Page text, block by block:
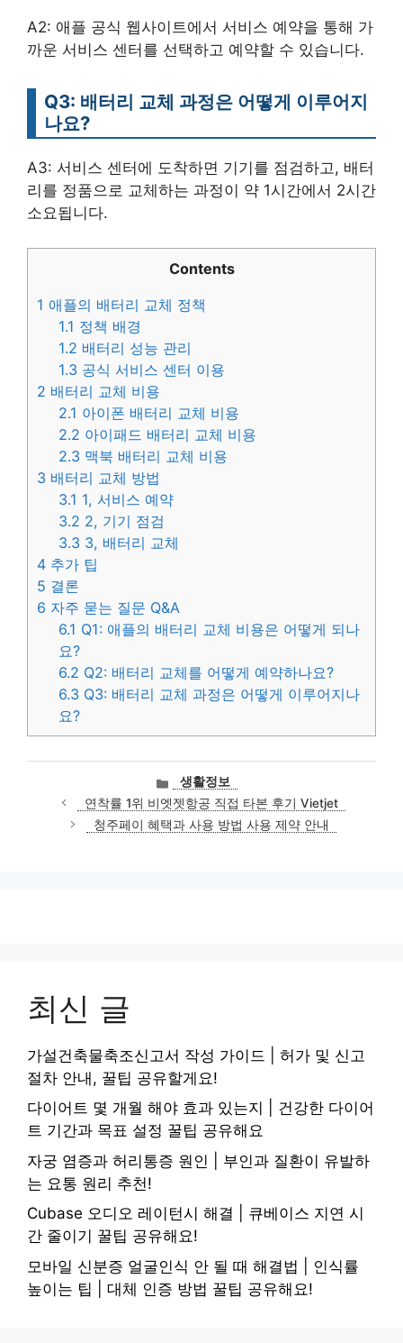
A2: 애플 공식 웹사이트에서 서비스 예약을 통해 가
까운 서비스 센터를 선택하고 예약할 수 있습니다.
Q3: 배터리 교체 과정은 어떻게 이루어지
나요?
A3: 서비스 센터에 도착하면 기기를 점검하고, 배터
리를 정품으로 교체하는 과정이 약 1시간에서 2시간
소요됩니다.
Contents
1 애플의 배터리 교체 정책
1.1 정책 배경
1.2 배터리 성능 관리
1.3 공식 서비스 센터 이용
2 배터리 교체 비용
2.1 아이폰 배터리 교체 비용
2.2 아이패드 배터리 교체 비용
2.3 맥북 배터리 교체 비용
3 배터리 교체 방법
3.1 1, 서비스 예약
3.2 2, 기기 점검
3.3 3, 배터리 교체
4 추가 팁
5 결론
6 자주 묻는 질문 Q&A
6.1 Q1: 애플의 배터리 교체 비용은 어떻게 되나
요?
6.2 Q2: 배터리 교체를 어떻게 예약하나요?
6.3 Q3: 배터리 교체 과정은 어떻게 이루어지나
요?
카
테
고
리
생활정보
연착률 1위 비엣젯항공 직접 타본 후기 Vietjet
청주페이 혜택과 사용 방법 사용 제약 안내
최신 글
가설건축물축조신고서 작성 가이드 | 허가 및 신고
절차 안내, 꿀팁 공유할게요!
다이어트 몇 개월 해야 효과 있는지 | 건강한 다이어
트 기간과 목표 설정 꿀팁 공유해요
자궁 염증과 허리통증 원인 | 부인과 질환이 유발하
는 요통 원리 추천!
Cubase 오디오 레이턴시 해결 | 큐베이스 지연 시
간 줄이기 꿀팁 공유해요!
모바일 신분증 얼굴인식 안 될 때 해결법 | 인식률
높이는 팁 | 대체 인증 방법 꿀팁 공유해요!